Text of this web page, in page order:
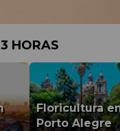
HORAS
Floricultura
Porto Alegre